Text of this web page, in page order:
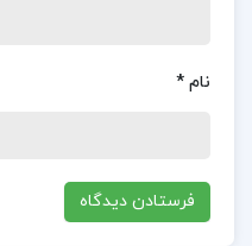
دانلود کتاب آموزش احکام
نام *